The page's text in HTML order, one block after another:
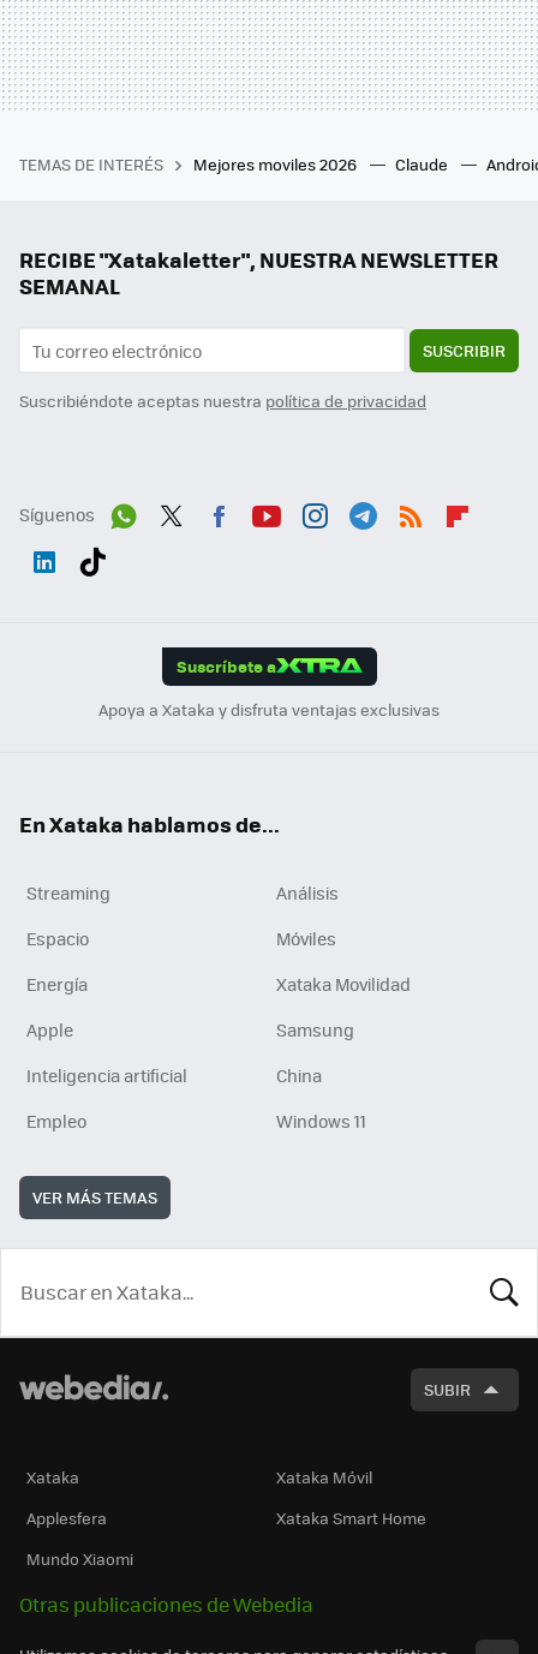
TEMAS DE INTERÉS Mejores moviles 2026 Claude
RECIBE "Xatakaletter", NUESTRA NEWSLETTER
SEMANAL
SUSCRIBIR
Suscribiéndote aceptas nuestra política de privacidad
Síguenos
Suscríbete a
Apoya a Xataka y disfruta ventajas exclusivas
En Xataka hablamos de...
Streaming
Análisis
Espacio
Móviles
Energía
Xataka Movilidad
Apple
Samsung
Inteligencia artificial
China
Empleo
Windows 11
VER MÁS TEMAS
SUBIR
Xataka
Xataka Móvil
Applesfera
Xataka Smart Home
Mundo Xiaomi
Otras publicaciones de Webedia